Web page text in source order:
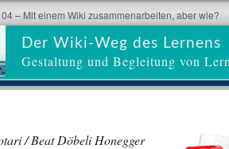
Der Wiki-Weg des Lernens
Gestaltung und Begleitung von
04 – Mit einem Wiki zusammenarbeiten, aber wie?
/ Beat Döbeli Honegger